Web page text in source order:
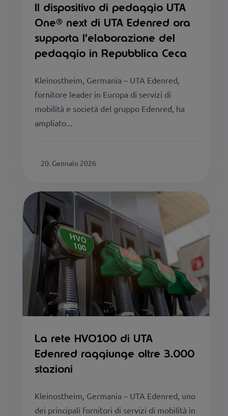
Il dispositivo di pedaggio UTA
One® next di UTA Edenred ora
supporta l’elaborazione del
pedaggio in Repubblica Ceca
Kleinostheim, Germania – UTA Edenred,
fornitore leader in Europa di servizi di
mobilità e società del gruppo Edenred, ha
ampliato...
20. Gennaio 2026
La rete HVO100 di UTA
Edenred raggiunge oltre 3.000
stazioni
Kleinostheim, Germania – UTA Edenred, uno
dei principali fornitori di servizi di mobilità in